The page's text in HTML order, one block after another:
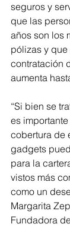
seguros y
que las
años son los
pólizas y que
contratación
aumenta
“Si bien se
es
cobertura de
gadgets
para la
vistos más
como un
Margarita
Fundadora